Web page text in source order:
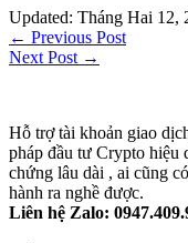
Updated: Tháng Hai
← Previous Post
Next Post →
Hỗ trợ tài khoản giao
pháp đầu tư Crypto hiệu
chứng lâu dài , ai cũng
hành ra nghề được.
Liên hệ Zalo: